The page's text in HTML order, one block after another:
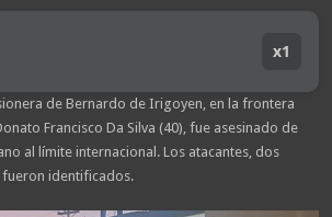
x1
de Bernardo de Irigoyen, en la frontera
Francisco Da Silva (40), fue asesinado de
al límite internacional. Los atacantes, dos
identificados.